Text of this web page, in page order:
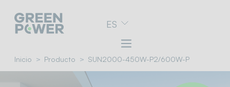
menú
ES
Inicio Producto SUN2000-450W-P2/600W-P